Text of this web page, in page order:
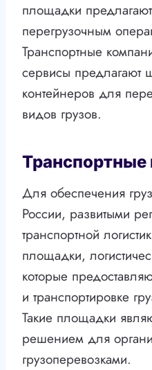
площадки
перегрузочным
Транспортные
сервисы предлагают
контейнеров для
видов грузов.
Для обеспечения
России, развитыми
транспортной
площадки,
которые
и транспортировке
Такие площадки
решением для
грузоперевозками.